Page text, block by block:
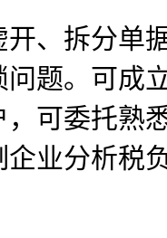
、拆分单
题。可成
可委托熟
业分析税